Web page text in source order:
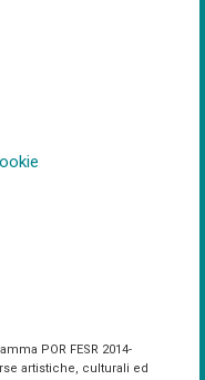
POR FESR 2014-
artistiche, culturali ed